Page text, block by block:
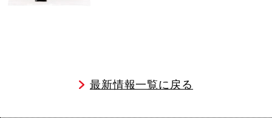
最新情報一覧に戻る